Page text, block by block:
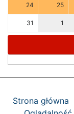
24 25
31 1
Strona główna